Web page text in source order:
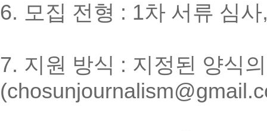
6. 모집 전형 : 1차 서류 심사
7. 지원 방식 : 지정된 양식